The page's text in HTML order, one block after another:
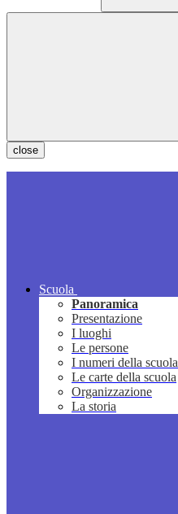
close
Scuola
Panoramica
Presentazione
I luoghi
Le persone
I numeri della scuola
Le carte della scuola
Organizzazione
La storia